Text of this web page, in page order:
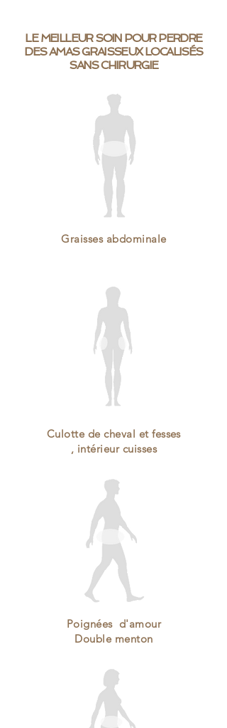
LE MEILLEUR SOIN POUR PERDRE
DES AMAS GRAISSEUX LOCALISÉS
SANS CHIRURGIE
Graisses abdominale
Culotte de cheval et fesses
, intérieur cuisses
Poignées d'amour
Double menton